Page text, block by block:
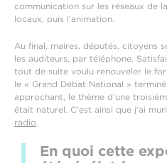
communication sur les réseaux de
locaux, puis l’animation.
Au final, maires, députés, citoyens
les auditeurs, par téléphone.
tout de suite voulu renouveler le
le « Grand Débat National »
approchant, le thème d’une
était naturel. C'est ainsi que j'ai
radio.
En quoi cette